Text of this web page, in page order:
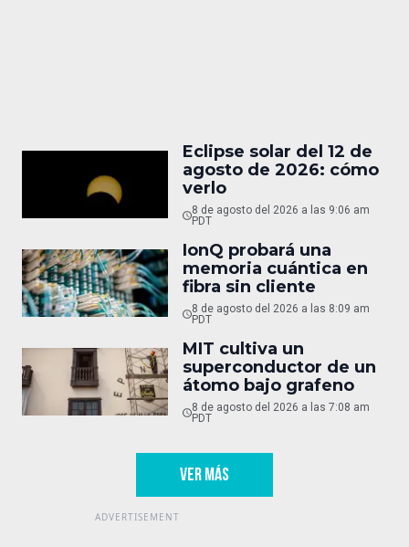
Eclipse solar del 12 de
agosto de 2026: cómo
verlo
8 de agosto del 2026 a las 9:06 am
PDT
IonQ probará una
memoria cuántica en
fibra sin cliente
8 de agosto del 2026 a las 8:09 am
PDT
MIT cultiva un
superconductor de un
átomo bajo grafeno
8 de agosto del 2026 a las 7:08 am
PDT
VER MÁS